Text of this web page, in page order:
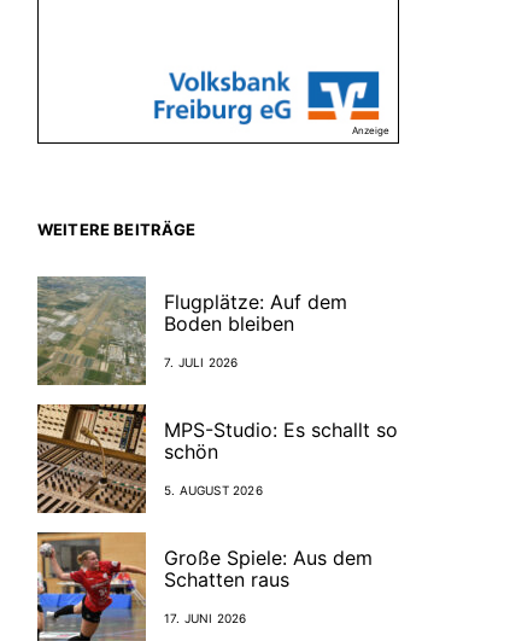
Anzeige
WEITERE BEITRÄGE
Flugplätze: Auf dem
Boden bleiben
7. JULI 2026
MPS-Studio: Es schallt so
schön
5. AUGUST 2026
Große Spiele: Aus dem
Schatten raus
17. JUNI 2026